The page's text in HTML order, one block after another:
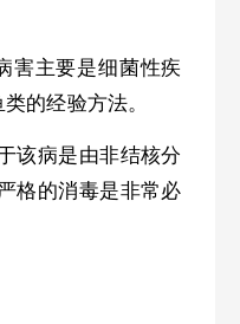
害主要是细菌性疾
的经验方法。
该病是由非结核分
格的消毒是非常必